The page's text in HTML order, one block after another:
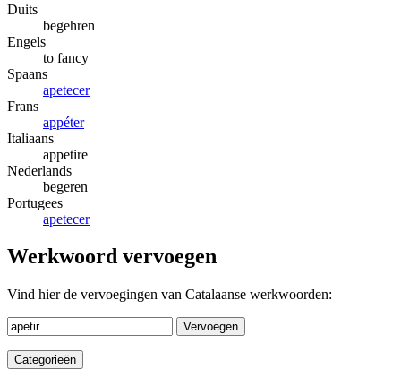
Duits
begehren
Engels
to fancy
Spaans
apetecer
Frans
appéter
Italiaans
appetire
Nederlands
begeren
Portugees
apetecer
Werkwoord vervoegen
Vind hier de vervoegingen van Catalaanse werkwoorden:
Vervoegen
Categorieën